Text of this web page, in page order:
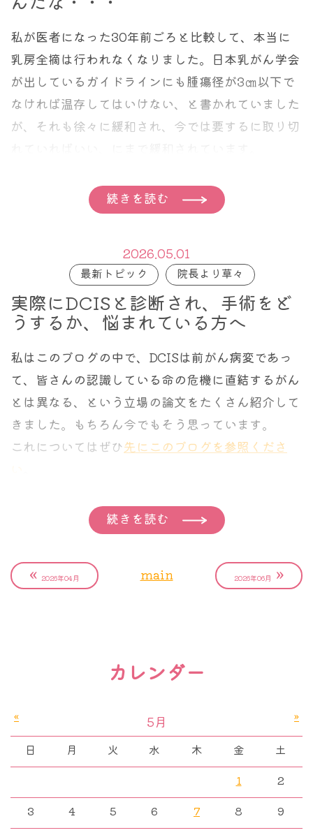
私が医者になった30年前ごろと比較して、本当に
乳房全摘は行われなくなりました。日本乳がん学会
が出しているガイドラインにも腫瘍径が3㎝以下で
なければ温存してはいけない、と書かれていました
が、それも徐々に緩和され、今では要するに取り切
ちなみに乳がんは2㎝以下が早期がん、つまり ス
テージ I とされますので、早期がんだろうがそ
あって、必ずしも全摘する必要はない、ということ
になります。いまでは1.5㎝以下であればラジオ波
といって、がんに針を刺し、焼き切ることで手術そ
のものを行わないことも標準治療の仲間入りしてい
乳房全摘は本当に行われなくなりました。それでも
治療成績は変わらない。もちろん温存すれば、ラジ
オ波で切らないようにすれば、治療成績が上がるわ
けではありません。治療成績が変わらないだけ。た
つまり乳がんだからと言って、乳房を全摘する必要
はない。そういうことになるからです。
図の解説
がんは細胞１個であっても発生すればがん
続きを読む
2026.05.01
最新トピック 院長より草々
実際にDCISと診断され、手術をど
うするか、悩まれている方へ
私はこのブログの中で、DCISは前がん病変であっ
て、皆さんの認識している命の危機に直結するがん
とは異なる、という立場の論文をたくさん紹介して
きました。もちろん今でもそう思っています。
これについてはぜひ先にこのブログを参照くださ
そして実際にDCISと診断され、これから手術を受
けようとする患者さんにとって、これが悩まれる原
と言って情報を発信するのを控えるのであれば、最
初からブログなど書かなければいい。情報の選択は
DCISの問題以外でも、様々な患者さんから、セカ
あるのですが、その中でもやはり、相談される方に
時間的にも余裕がなく、説明も難しい問題が、題名
でも触れた、「実際にDCISと診断されたのです
が、本当に手術を受けないといけないのでしょう
か？」の問題です。今回のブログでは、患者さんと
続きを読む
« 2026年04月 main 2026年06月 »
カレンダー
« 5月 »
日 月 火 水 木 金
土
1
2
3
4 5 6 7 8
9